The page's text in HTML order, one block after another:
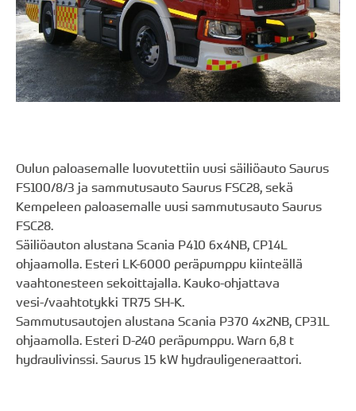
Oulun paloasemalle luovutettiin uusi säiliöauto Saurus
FS100/8/3 ja sammutusauto Saurus FSC28, sekä
Kempeleen paloasemalle uusi sammutusauto Saurus
FSC28.
Säiliöauton alustana Scania P410 6x4NB, CP14L
ohjaamolla. Esteri LK-6000 peräpumppu kiinteällä
vaahtonesteen sekoittajalla. Kauko-ohjattava
vesi-/vaahtotykki TR75 SH-K.
Sammutusautojen alustana Scania P370 4x2NB, CP31L
ohjaamolla. Esteri D-240 peräpumppu. Warn 6,8 t
hydraulivinssi. Saurus 15 kW hydrauligeneraattori.